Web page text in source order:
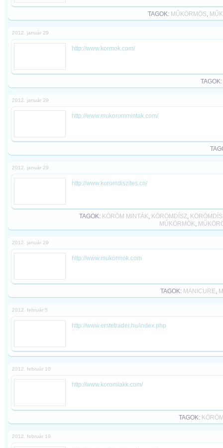
TAGOK: MŰKÖRMÖS,
2012. január 29
http://www.kormok.com/
TAGOK:
2012. január 29
http://www.mukorommintak.com/
2012. január 29
http://www.koromdiszites.co/
TAGOK: KÖRÖM MINTÁK, KÖRÖMDÍSZ,
MŰKÖRMÖK,
2012. január 29
http://www.mukormok.com
TAGOK: MANICURE,
2012. február 5
http://www.erstetrader.hu/index.php
2012. február 10
http://www.koromlakk.com/
TAGOK:
2012. február 19